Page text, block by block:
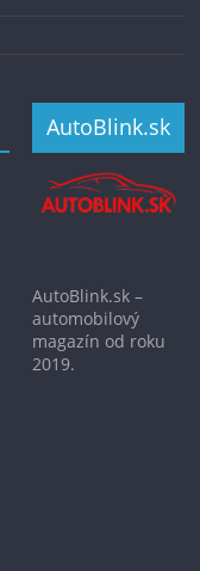
AutoBlink.sk
AutoBlink.sk –
automobilový
magazín od roku
2019.